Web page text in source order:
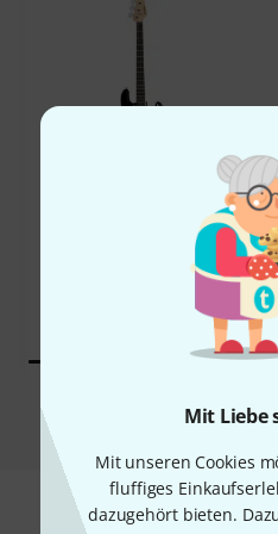
Mit Liebe
Mit unseren Cookies
fluffiges
dazugehört bieten.
GENAU DIESES PRODUKT